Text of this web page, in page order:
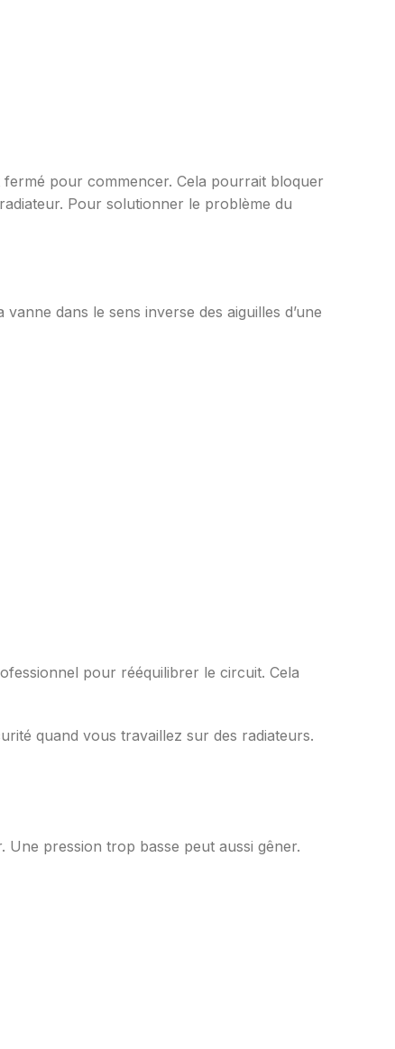
pour commencer. Cela pourrait bloquer
Pour solutionner le problème du
dans le sens inverse des aiguilles d’une
pour rééquilibrer le circuit. Cela
quand vous travaillez sur des radiateurs.
Une pression trop basse peut aussi gêner.